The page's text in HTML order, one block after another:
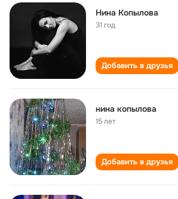
Нина Копылова
31 год
Добавить в друзья
нина копылова
15 лет
Добавить в друзья